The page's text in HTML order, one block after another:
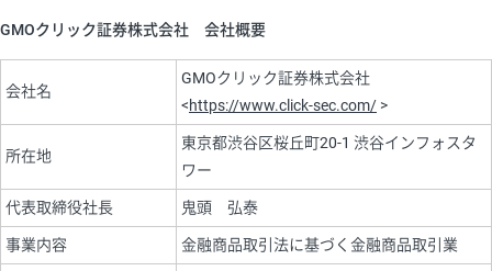
GMOクリック証券株式会社 会社概要
会社名
GMOクリック証券株式会社
<https://www.click-sec.com/ >
所在地
東京都渋谷区桜丘町20-1 渋谷インフォスタ
ワー
代表取締役社長 鬼頭 弘泰
事業内容 金融商品取引法に基づく金融商品取引業